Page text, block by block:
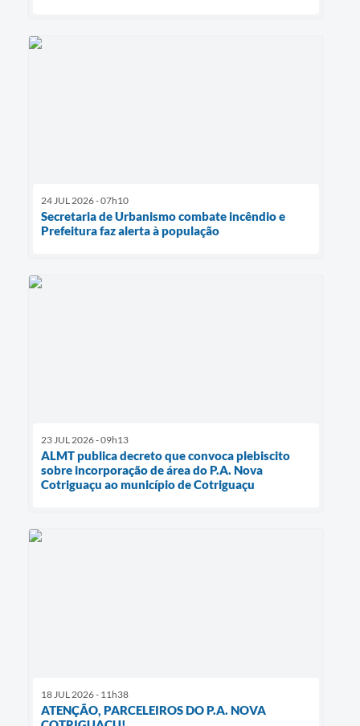
24 JUL 2026 - 07h10
Secretaria de Urbanismo combate incêndio e
Prefeitura faz alerta à população
23 JUL 2026 - 09h13
ALMT publica decreto que convoca plebiscito
sobre incorporação de área do P.A. Nova
Cotriguaçu ao município de Cotriguaçu
18 JUL 2026 - 11h38
ATENÇÃO, PARCELEIROS DO P.A. NOVA